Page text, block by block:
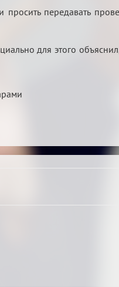
передавать
для этого